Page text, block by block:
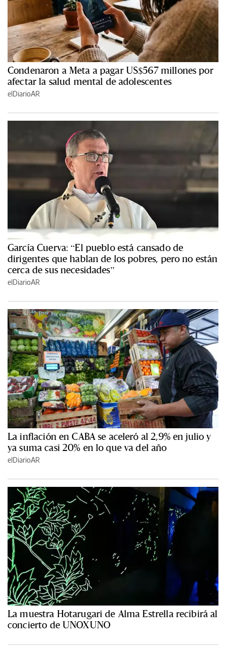
Condenaron a Meta a pagar US$567 millones por
afectar la salud mental de adolescentes
elDiarioAR
García Cuerva: “El pueblo está cansado de
dirigentes que hablan de los pobres, pero no están
cerca de sus necesidades”
elDiarioAR
La inflación en CABA se aceleró al 2,9% en julio y
ya suma casi 20% en lo que va del año
elDiarioAR
La muestra Hotarugari de Alma Estrella recibirá al
concierto de UNOXUNO